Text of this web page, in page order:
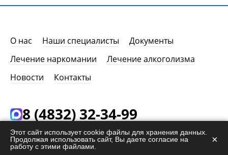
О нас Наши специалисты
Документы
Лечение наркомании
Лечение алкоголизма
Новости
Контакты
8 (4832) 32-34-99
24/7. Звонок бесплатный. 100% анонимность.
info@help-narco.ru
Этот сайт использует cookie файлы для хранения данных.
Продолжая использовать сайт, Вы даете согласие на
работу с этими файлами.
×